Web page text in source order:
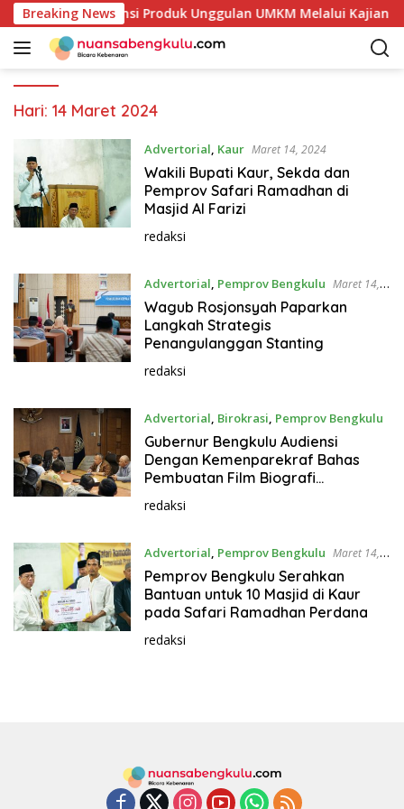
a
Breaking News
Petakan Potensi Produk Unggulan UMKM Melalui Kajian
Hari: 14 Maret 2024
Advertorial, Kaur Maret 14, 2024
Wakili Bupati Kaur, Sekda dan
Pemprov Safari Ramadhan di
Masjid Al Farizi
redaksi
Advertorial, Pemprov Bengkulu Maret 14,
2024
Wagub Rosjonsyah Paparkan
Langkah Strategis
Penangulanggan Stanting
redaksi
Advertorial, Birokrasi, Pemprov Bengkulu
Maret 14, 2024
Gubernur Bengkulu Audiensi
Dengan Kemenparekraf Bahas
Pembuatan Film Biografi
Fatmawati Soekarno
redaksi
Advertorial, Pemprov Bengkulu Maret 14,
2024
Pemprov Bengkulu Serahkan
Bantuan untuk 10 Masjid di Kaur
pada Safari Ramadhan Perdana
redaksi